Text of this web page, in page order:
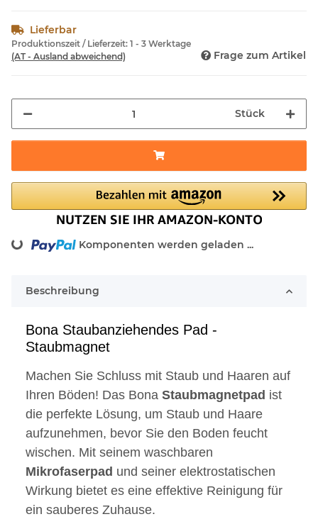
Lieferbar
Produktionszeit / Lieferzeit: 1 - 3 Werktage
(AT - Ausland abweichend)
Frage zum Artikel
Stück
Komponenten werden geladen ...
Beschreibung
Bona Staubanziehendes Pad -
Staubmagnet
Machen Sie Schluss mit Staub und Haaren auf
Ihren Böden! Das Bona Staubmagnetpad ist
die perfekte Lösung, um Staub und Haare
aufzunehmen, bevor Sie den Boden feucht
wischen. Mit seinem waschbaren
Mikrofaserpad und seiner elektrostatischen
Wirkung bietet es eine effektive Reinigung für
ein sauberes Zuhause.